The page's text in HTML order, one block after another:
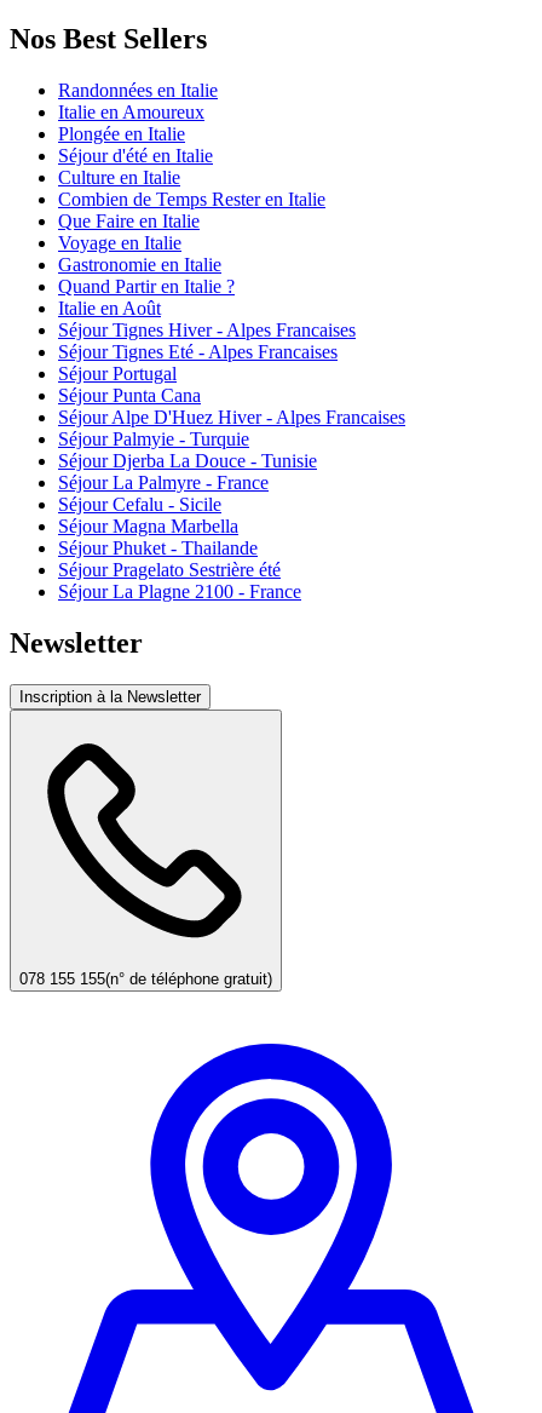
Nos Best Sellers
Randonnées en Italie
Italie en Amoureux
Plongée en Italie
Séjour d'été en Italie
Culture en Italie
Combien de Temps Rester en Italie
Que Faire en Italie
Voyage en Italie
Gastronomie en Italie
Quand Partir en Italie ?
Italie en Août
Séjour Tignes Hiver - Alpes Francaises
Séjour Tignes Eté - Alpes Francaises
Séjour Portugal
Séjour Punta Cana
Séjour Alpe D'Huez Hiver - Alpes Francaises
Séjour Palmyie - Turquie
Séjour Djerba La Douce - Tunisie
Séjour La Palmyre - France
Séjour Cefalu - Sicile
Séjour Magna Marbella
Séjour Phuket - Thailande
Séjour Pragelato Sestrière été
Séjour La Plagne 2100 - France
Newsletter
Inscription à la Newsletter
078 155 155(n° de téléphone gratuit)